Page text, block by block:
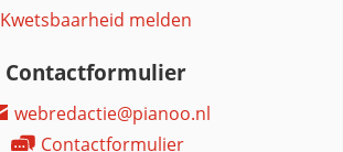
Kwetsbaarheid melden
Contactformulier
webredactie@pianoo.nl
Contactformulier